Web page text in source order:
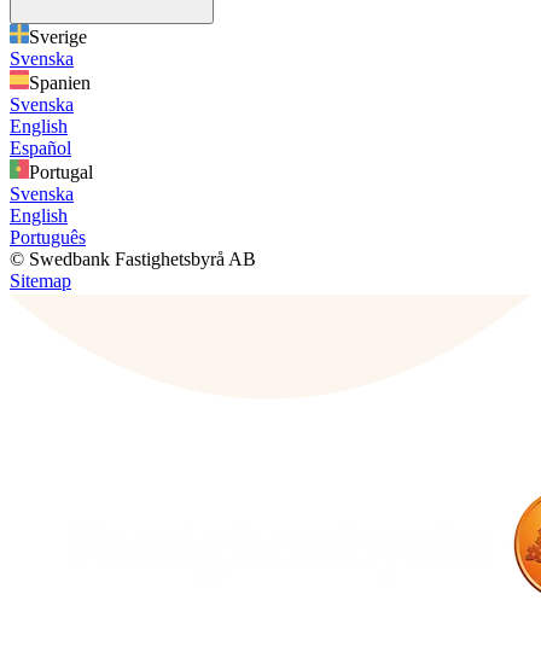
Sverige
Svenska
Spanien
Svenska
English
Español
Portugal
Svenska
English
Português
© Swedbank Fastighetsbyrå AB
Sitemap